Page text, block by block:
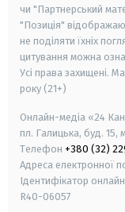
чи "Партнерський
"Позиція"
не поділяти їхніх
цитування можна
Усі права захищені.
року (21+)
Онлайн-медіа «24
пл. Галицька, буд. 15,
Телефон +380 (32)
Адреса електронної
Ідентифікатор
R40-06057